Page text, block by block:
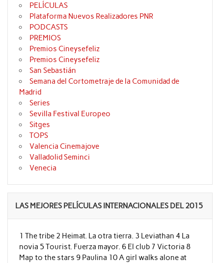
PELÍCULAS
Plataforma Nuevos Realizadores PNR
PODCASTS
PREMIOS
Premios Cineysefeliz
Premios Cineysefeliz
San Sebastián
Semana del Cortometraje de la Comunidad de
Madrid
Series
Sevilla Festival Europeo
Sitges
TOPS
Valencia Cinemajove
Valladolid Seminci
Venecia
LAS MEJORES PELÍCULAS INTERNACIONALES DEL 2015
1 The tribe 2 Heimat. La otra tierra. 3 Leviathan 4 La
novia 5 Tourist. Fuerza mayor. 6 El club 7 Victoria 8
Map to the stars 9 Paulina 10 A girl walks alone at